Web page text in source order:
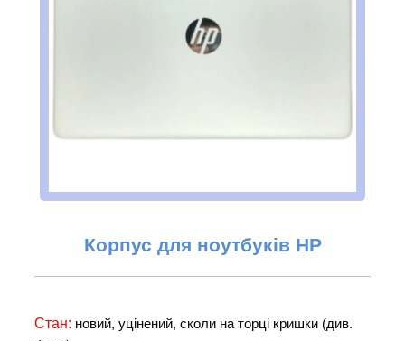
Корпус для ноутбуків HP
Стан: новий, уцінений, сколи на торці кришки (див.